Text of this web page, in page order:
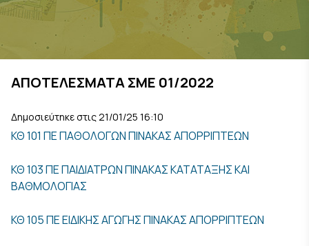
ΑΠΟΤΕΛΕΣΜΑΤΑ ΣΜΕ 01/2022
Δημοσιεύτηκε στις 21/01/25 16:10
ΚΘ 101 ΠΕ ΠΑΘΟΛΟΓΩΝ ΠΙΝΑΚΑΣ ΑΠΟΡΡΙΠΤΕΩΝ
ΚΘ 103 ΠΕ ΠΑΙΔΙΑΤΡΩΝ ΠΙΝΑΚΑΣ ΚΑΤΑΤΑΞΗΣ ΚΑΙ
ΒΑΘΜΟΛΟΓΙΑΣ
ΚΘ 105 ΠΕ ΕΙΔΙΚΗΣ ΑΓΩΓΗΣ ΠΙΝΑΚΑΣ ΑΠΟΡΡΙΠΤΕΩΝ